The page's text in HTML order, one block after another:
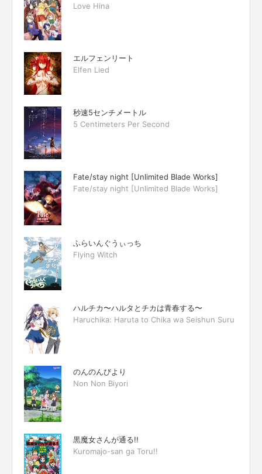
Love Hina
エルフェンリート
Elfen Lied
秒速5センチメートル
5 Centimeters Per Second
Fate/stay night [Unlimited Blade Works]
Fate/stay night [Unlimited Blade Works]
ふらいんぐうぃっち
Flying Witch
ハルチカ〜ハルタとチカは青春する〜
Haruchika: Haruta to Chika wa Seishun Suru
のんのんびより
Non Non Biyori
黒魔女さんが通る!!
Kuromajo-san ga Toru!!